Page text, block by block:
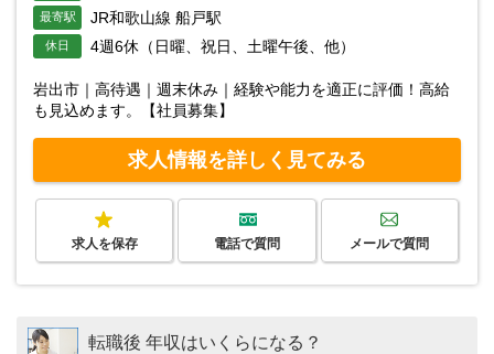
最寄駅 JR和歌山線 船戸駅
休日 4週6休（日曜、祝日、土曜午後、他）
岩出市｜高待遇｜週末休み｜経験や能力を適正に評価！高給
も見込めます。【社員募集】
求人情報を詳しく見てみる
求人を保存 電話で質問 メールで質問
転職後 年収はいくらになる？